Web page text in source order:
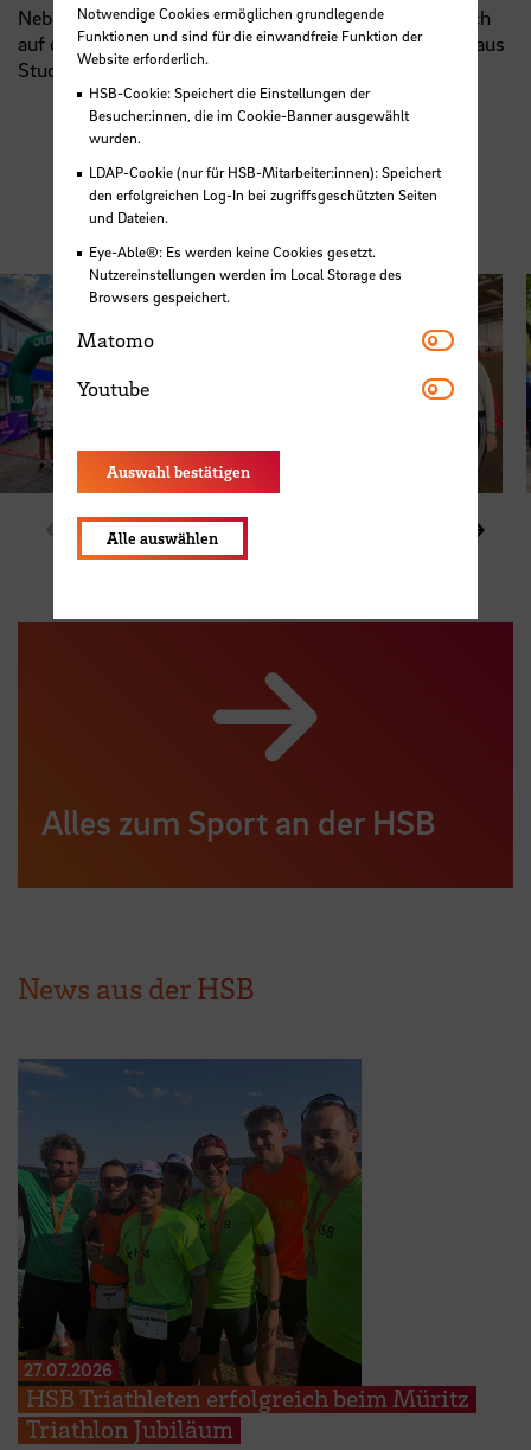
Neben dem Laufen richtet sich der sportliche Blick auch
auf die Ausdauersportart Triathlon. Das Team besteht aus
Studierenden, Lehrenden und Beschäftigten der HSB.
Zeige vorheriges Element im Karussell
Alles zum Sport an der HSB
News aus der HSB
27.07.2026
HSB Triathleten erfolgreich beim Müritz
Triathlon Jubiläum
Notwendige Cookies ermöglichen grundlegende
Funktionen und sind für die einwandfreie Funktion der
Website erforderlich.
HSB-Cookie: Speichert die Einstellungen der
Besucher:innen, die im Cookie-Banner ausgewählt
wurden.
LDAP-Cookie (nur für HSB-Mitarbeiter:innen): Speichert
den erfolgreichen Log-In bei zugriffsgeschützten Seiten
und Dateien.
Eye-Able®: Es werden keine Cookies gesetzt.
Nutzereinstellungen werden im Local Storage des
Browsers gespeichert.
Matomo Matomo
Youtube Youtube
Auswahl bestätigen
Alle auswählen